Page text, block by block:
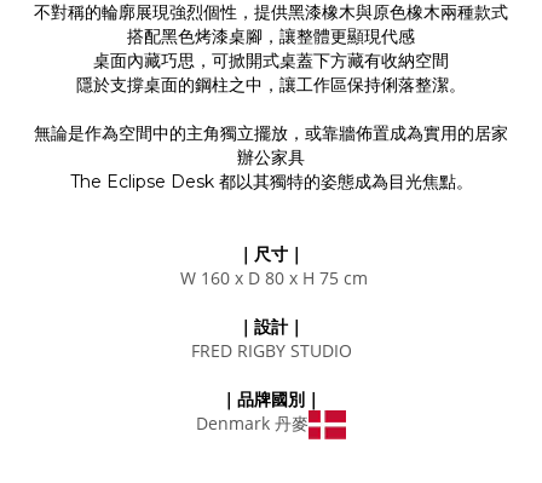
不對稱的輪廓展現強烈個性，提供黑漆橡木與原色橡木兩種款式
搭配黑色烤漆桌腳，讓整體更顯現代感
桌面內藏巧思，可掀開式桌蓋下方藏有收納空間
隱於支撐桌面的鋼柱之中，讓工作區保持俐落整潔。
無論是作為空間中的主角獨立擺放，或靠牆佈置成為實用的居家
辦公家具
The Eclipse Desk 都以其獨特的姿態成為目光焦點。
｜尺寸｜
W 160 x D 80 x H 75 cm
｜設計｜
FRED RIGBY STUDIO
｜品牌國別｜
Denmark 丹麥